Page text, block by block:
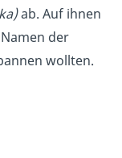
ab. Auf ihnen
der
wollten.